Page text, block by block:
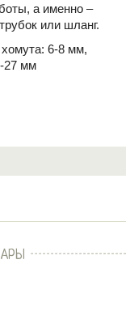
а именно –
или шланг.
6-8 мм,
27 мм